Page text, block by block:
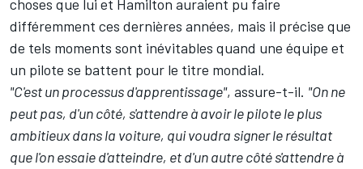
choses que lui et Hamilton auraient pu faire
différemment ces dernières années, mais il précise que
de tels moments sont inévitables quand une équipe et
un pilote se battent pour le titre mondial.
"C'est un processus d'apprentissage", assure-t-il. "On ne
peut pas, d'un côté, s'attendre à avoir le pilote le plus
ambitieux dans la voiture, qui voudra signer le résultat
que l'on essaie d'atteindre, et d'un autre côté s'attendre à